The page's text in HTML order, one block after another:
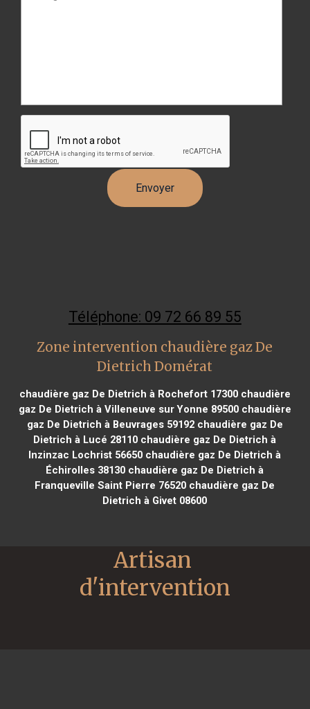
Téléphone: 09 72 66 89 55
Zone intervention chaudière gaz De
Dietrich Domérat
chaudière gaz De Dietrich à Rochefort 17300chaudière
gaz De Dietrich à Villeneuve sur Yonne 89500chaudière
gaz De Dietrich à Beuvrages 59192chaudière gaz De
Dietrich à Lucé 28110 chaudière gaz De Dietrich à
Inzinzac Lochrist 56650 chaudière gaz De Dietrich à
Échirolles 38130 chaudière gaz De Dietrich à
Franqueville Saint Pierre 76520 chaudière gaz De
Dietrich à Givet 08600
Artisan
d'intervention